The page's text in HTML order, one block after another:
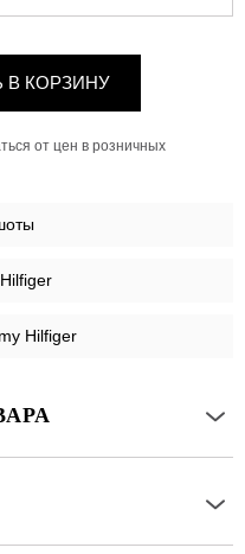
В КОРЗИНУ
от цен в розничных
Hilfiger